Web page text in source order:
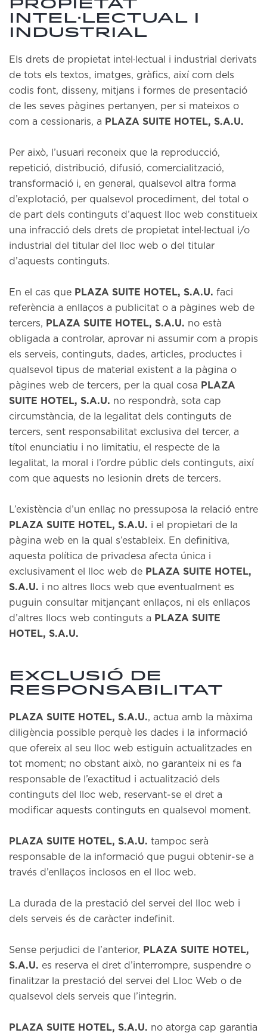
PROPIETAT
INTEL·LECTUAL I
INDUSTRIAL
Els drets de propietat intel·lectual i industrial derivats
de tots els textos, imatges, gràfics, així com dels
codis font, disseny, mitjans i formes de presentació
de les seves pàgines pertanyen, per si mateixos o
com a cessionaris, a PLAZA SUITE HOTEL, S.A.U.
Per això, l’usuari reconeix que la reproducció,
repetició, distribució, difusió, comercialització,
transformació i, en general, qualsevol altra forma
d’explotació, per qualsevol procediment, del total o
de part dels continguts d’aquest lloc web constitueix
una infracció dels drets de propietat intel·lectual i/o
industrial del titular del lloc web o del titular
d’aquests continguts.
En el cas que PLAZA SUITE HOTEL, S.A.U. faci
referència a enllaços a publicitat o a pàgines web de
tercers, PLAZA SUITE HOTEL, S.A.U. no està
obligada a controlar, aprovar ni assumir com a propis
els serveis, continguts, dades, articles, productes i
qualsevol tipus de material existent a la pàgina o
pàgines web de tercers, per la qual cosa PLAZA
SUITE HOTEL, S.A.U. no respondrà, sota cap
circumstància, de la legalitat dels continguts de
tercers, sent responsabilitat exclusiva del tercer, a
títol enunciatiu i no limitatiu, el respecte de la
legalitat, la moral i l’ordre públic dels continguts, així
com que aquests no lesionin drets de tercers.
L’existència d’un enllaç no pressuposa la relació entre
PLAZA SUITE HOTEL, S.A.U. i el propietari de la
pàgina web en la qual s’estableix. En definitiva,
aquesta política de privadesa afecta única i
exclusivament el lloc web de PLAZA SUITE HOTEL,
S.A.U. i no altres llocs web que eventualment es
puguin consultar mitjançant enllaços, ni els enllaços
d’altres llocs web continguts a PLAZA SUITE
HOTEL, S.A.U.
EXCLUSIÓ DE
RESPONSABILITAT
PLAZA SUITE HOTEL, S.A.U., actua amb la màxima
diligència possible perquè les dades i la informació
que ofereix al seu lloc web estiguin actualitzades en
tot moment; no obstant això, no garanteix ni es fa
responsable de l’exactitud i actualització dels
continguts del lloc web, reservant-se el dret a
modificar aquests continguts en qualsevol moment.
PLAZA SUITE HOTEL, S.A.U. tampoc serà
responsable de la informació que pugui obtenir-se a
través d’enllaços inclosos en el lloc web.
La durada de la prestació del servei del lloc web i
dels serveis és de caràcter indefinit.
Sense perjudici de l’anterior, PLAZA SUITE HOTEL,
S.A.U. es reserva el dret d’interrompre, suspendre o
finalitzar la prestació del servei del Lloc Web o de
qualsevol dels serveis que l’integrin.
PLAZA SUITE HOTEL, S.A.U. no atorga cap garantia